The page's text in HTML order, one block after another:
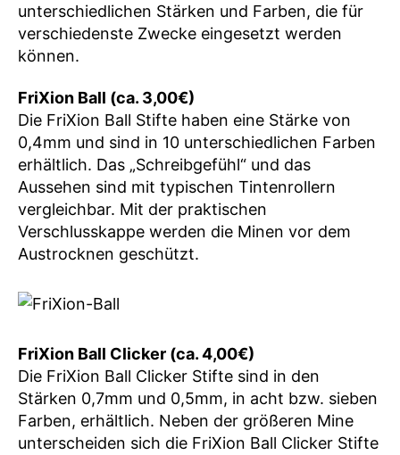
unterschiedlichen Stärken und Farben, die für
verschiedenste Zwecke eingesetzt werden
können.
FriXion Ball (ca. 3,00€)
Die FriXion Ball Stifte haben eine Stärke von
0,4mm und sind in 10 unterschiedlichen Farben
erhältlich. Das „Schreibgefühl“ und das
Aussehen sind mit typischen Tintenrollern
vergleichbar. Mit der praktischen
Verschlusskappe werden die Minen vor dem
Austrocknen geschützt.
FriXion Ball Clicker (ca. 4,00€)
Die FriXion Ball Clicker Stifte sind in den
Stärken 0,7mm und 0,5mm, in acht bzw. sieben
Farben, erhältlich. Neben der größeren Mine
unterscheiden sich die FriXion Ball Clicker Stifte